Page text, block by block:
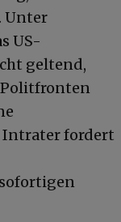
Unter
US-
geltend,
Politfronten
fordert